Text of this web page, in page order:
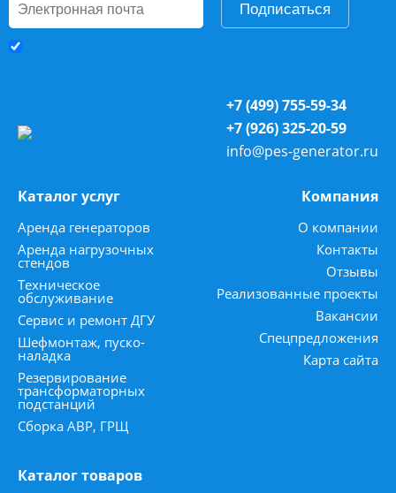
Подписаться
+7 (499) 755-59-34
+7 (926) 325-20-59
info@pes-generator.ru
Каталог услуг
Аренда генераторов
Аренда нагрузочных
стендов
Техническое
обслуживание
Сервис и ремонт ДГУ
Шефмонтаж, пуско-
наладка
Резервирование
трансформаторных
подстанций
Сборка АВР, ГРЩ
Компания
О компании
Контакты
Отзывы
Реализованные проекты
Вакансии
Спецпредложения
Карта сайта
Каталог товаров